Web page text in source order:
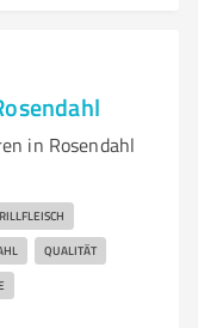
in Rosendahl
QUALITÄT